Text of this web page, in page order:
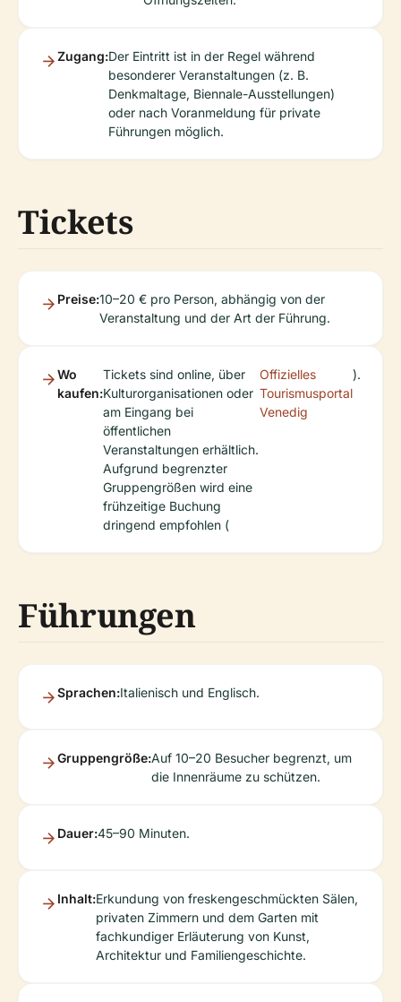
Zugang:Der Eintritt ist in der Regel während
besonderer Veranstaltungen (z. B.
Denkmaltage, Biennale-Ausstellungen)
oder nach Voranmeldung für private
Führungen möglich.
Tickets
Preise:10–20 € pro Person, abhängig von der
Veranstaltung und der Art der Führung.
Wo
kaufen:
Tickets sind online, über
Kulturorganisationen oder
am Eingang bei
öffentlichen
Veranstaltungen erhältlich.
Aufgrund begrenzter
Gruppengrößen wird eine
frühzeitige Buchung
dringend empfohlen (
Offizielles
Tourismusportal
Venedig
).
Führungen
Sprachen:Italienisch und Englisch.
Gruppengröße:Auf 10–20 Besucher begrenzt, um
die Innenräume zu schützen.
Dauer:45–90 Minuten.
Inhalt:Erkundung von freskengeschmückten Sälen,
privaten Zimmern und dem Garten mit
fachkundiger Erläuterung von Kunst,
Architektur und Familiengeschichte.